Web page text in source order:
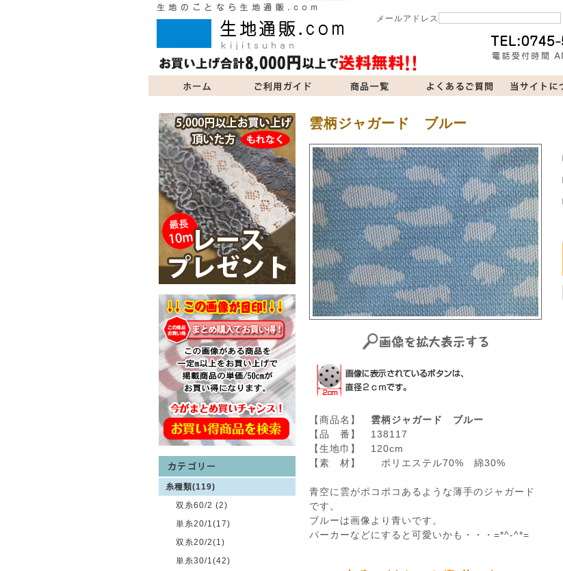
メールアドレス
よくあるご質問 当サイトについて お問い合わせ 買い物カゴ
糸種類(119)
双糸60/2 (2)
単糸20/1(17)
双糸20/2(1)
単糸30/1(42)
雲柄ジャガード ブルー
【商品名】 雲柄ジャガード ブルー
【品 番】 138117
【生地巾】 120cm
【素 材】 ポリエステル70% 綿30%
青空に雲がポコポコあるような薄手のジャガード
です。
ブルーは画像より青いです。
パーカーなどにすると可愛いかも・・・=*^-^*=